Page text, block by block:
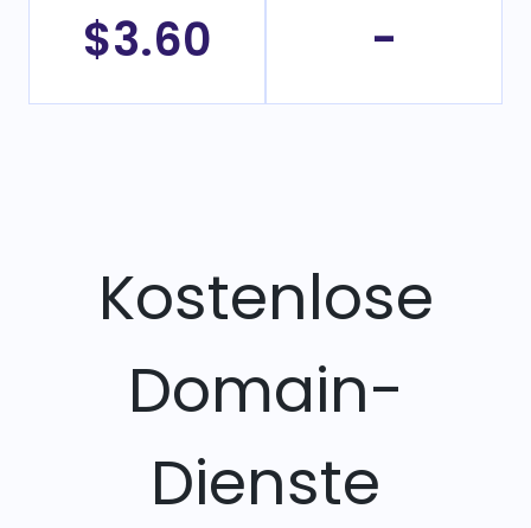
$3.60 -
Kostenlose
Domain-
Dienste